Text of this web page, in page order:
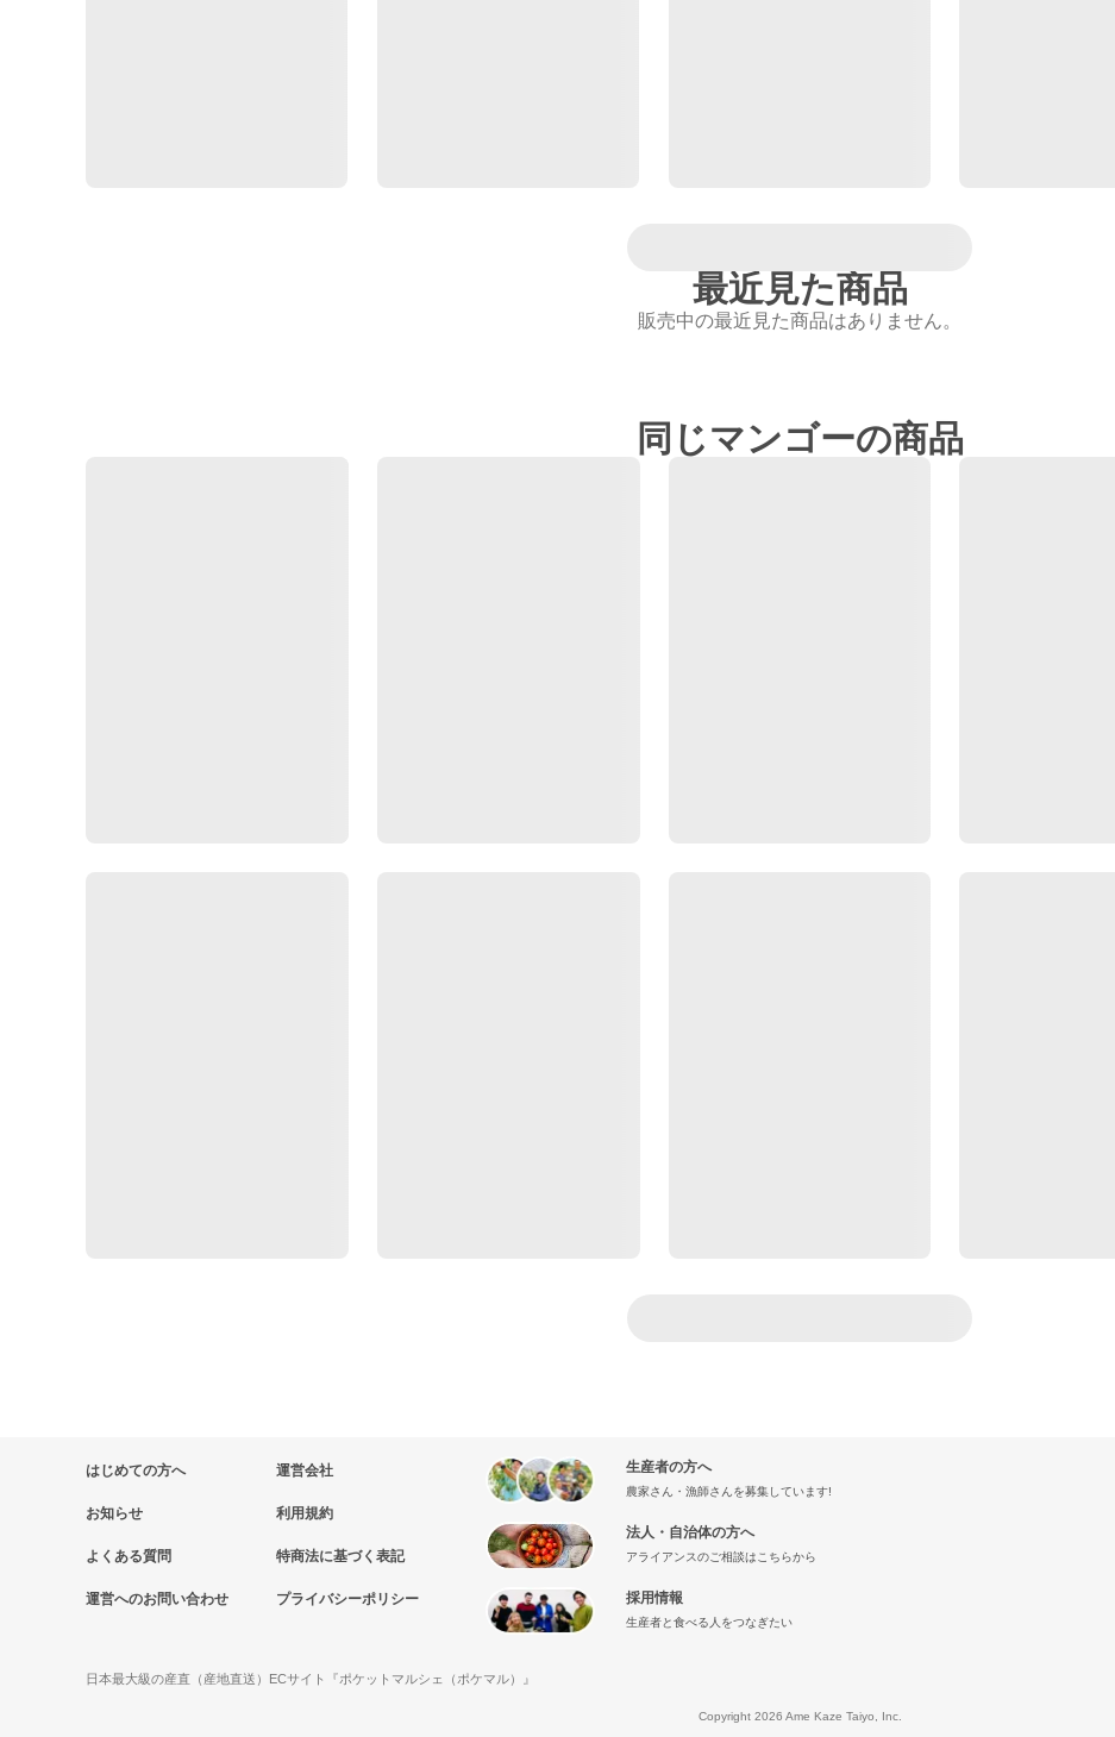
最近見た商品
販売中の最近見た商品はありません。
同じマンゴーの商品
はじめての方へ
お知らせ
よくある質問
運営へのお問い合わせ
運営会社
利用規約
特商法に基づく表記
プライバシーポリシー
生産者の方へ
農家さん・漁師さんを募集しています!
法人・自治体の方へ
アライアンスのご相談はこちらから
採用情報
生産者と食べる人をつなぎたい
日本最大級の産直（産地直送）ECサイト『ポケットマルシェ（ポケマル）』
Copyright 2026 Ame Kaze Taiyo, Inc.